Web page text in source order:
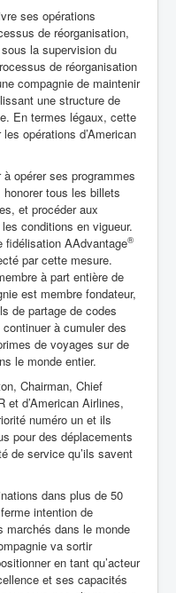
ses opérations
de réorganisation,
la supervision du
de réorganisation
compagnie de maintenir
une structure de
En termes légaux, cette
opérations d’American
opérer ses programmes
tous les billets
et procéder aux
conditions en vigueur.
fidélisation AAdvantage®
par cette mesure.
à part entière de
est membre fondateur,
de partage de codes
à cumuler des
de voyages sur de
le monde entier.
Chairman, Chief
et d’American Airlines,
numéro un et ils
pour des déplacements
de service qu’ils savent
dans plus de 50
intention de
marchés dans le monde
va sortir
en tant qu’acteur
et ses capacités